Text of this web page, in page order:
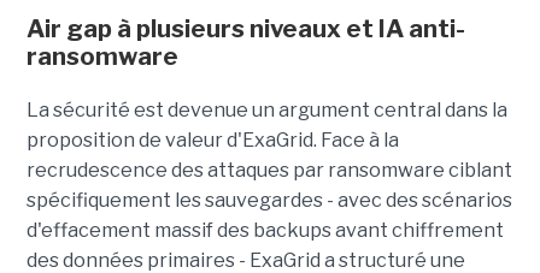
Air gap à plusieurs niveaux et IA anti-
ransomware
La sécurité est devenue un argument central dans la
proposition de valeur d'ExaGrid. Face à la
recrudescence des attaques par ransomware ciblant
spécifiquement les sauvegardes - avec des scénarios
d'effacement massif des backups avant chiffrement
des données primaires - ExaGrid a structuré une